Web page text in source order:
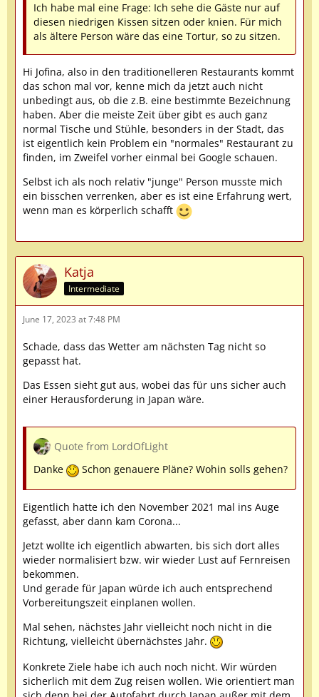
Ich habe mal eine Frage: Ich sehe die Gäste nur auf
diesen niedrigen Kissen sitzen oder knien. Für mich
als ältere Person wäre das eine Tortur, so zu sitzen.
Hi Jofina, also in den traditionelleren Restaurants kommt
das schon mal vor, kenne mich da jetzt auch nicht
unbedingt aus, ob die z.B. eine bestimmte Bezeichnung
haben. Aber die meiste Zeit über gibt es auch ganz
normal Tische und Stühle, besonders in der Stadt, das
ist eigentlich kein Problem ein "normales" Restaurant zu
finden, im Zweifel vorher einmal bei Google schauen.
Selbst ich als noch relativ "junge" Person musste mich
ein bisschen verrenken, aber es ist eine Erfahrung wert,
wenn man es körperlich schafft
Katja
Intermediate
June 17, 2023 at 7:48 PM
Schade, dass das Wetter am nächsten Tag nicht so
gepasst hat.
Das Essen sieht gut aus, wobei das für uns sicher auch
einer Herausforderung in Japan wäre.
Quote from LordOfLight
Danke
Schon genauere Pläne? Wohin solls gehen?
Eigentlich hatte ich den November 2021 mal ins Auge
gefasst, aber dann kam Corona...
Jetzt wollte ich eigentlich abwarten, bis sich dort alles
wieder normalisiert bzw. wir wieder Lust auf Fernreisen
bekommen.
Und gerade für Japan würde ich auch entsprechend
Vorbereitungszeit einplanen wollen.
Mal sehen, nächstes Jahr vielleicht noch nicht in die
Richtung, vielleicht übernächstes Jahr.
Konkrete Ziele habe ich auch noch nicht. Wir würden
sicherlich mit dem Zug reisen wollen. Wie orientiert man